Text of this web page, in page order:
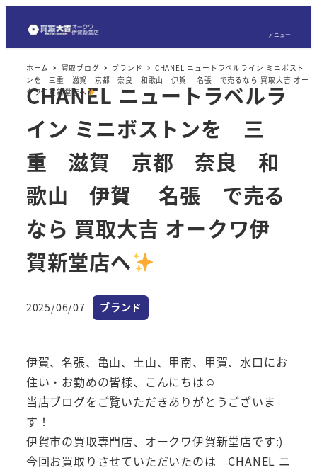
メニュー
ホーム 買取ブログ ブランド
CHANEL ニュートラベルライン ミニボスト
ンを 三重 滋賀 京都 奈良 和歌山 伊賀 名張 で売るなら 買取大吉 オー
クワ伊賀新堂店へ
CHANEL ニュートラベルラ
イン ミニボストンを 三
重 滋賀 京都 奈良 和
歌山 伊賀 名張 で売る
なら 買取大吉 オークワ伊
賀新堂店へ
投稿日
2025/06/07 カテゴリー
ブランド
伊賀、名張、亀山、土山、甲南、甲賀、水口にお
住い・お勤めの皆様、こんにちは☺
当店ブログをご覧いただきありがとうございま
す！
伊賀市の買取専門店、オークワ伊賀新堂店です:)
今回お買取りさせていただいたのは CHANEL ニ